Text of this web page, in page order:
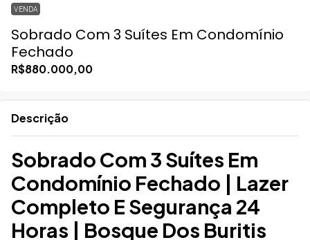
VENDA
Sobrado Com 3 Suítes Em Condomínio
Fechado
R$880.000,00
Descrição
Sobrado Com 3 Suítes Em
Condomínio Fechado | Lazer
Completo E Segurança 24
Horas | Bosque Dos Buritis